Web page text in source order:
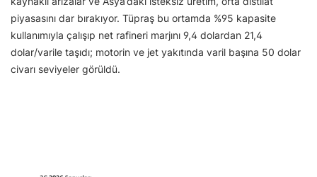
piyasasını dar bırakıyor. Tüpraş bu ortamda %95 kapasite
kullanımıyla çalışıp net rafineri marjını 9,4 dolardan 21,4
dolar/varile taşıdı; motorin ve jet yakıtında varil başına 50 dolar
civarı seviyeler görüldü.